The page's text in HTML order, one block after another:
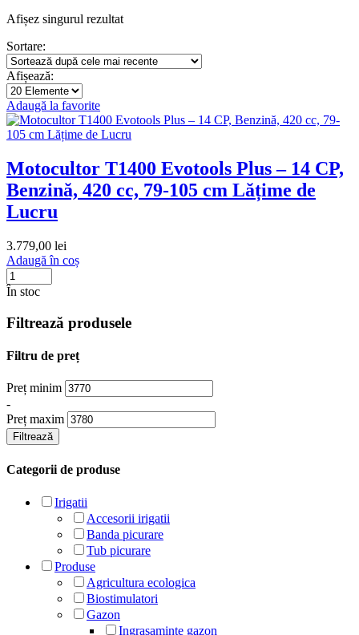
Afișez singurul rezultat
Sortare:
Afișează:
Adaugă la favorite
Motocultor T1400 Evotools Plus – 14 CP,
Benzină, 420 cc, 79-105 cm Lățime de
Lucru
3.779,00 lei
Adaugă în coș
În stoc
Filtrează produsele
Filtru de preț
Preț minim
-
Preț maxim
Filtrează
Categorii de produse
Irigatii
Accesorii irigatii
Banda picurare
Tub picurare
Produse
Agricultura ecologica
Biostimulatori
Gazon
Ingrasaminte gazon